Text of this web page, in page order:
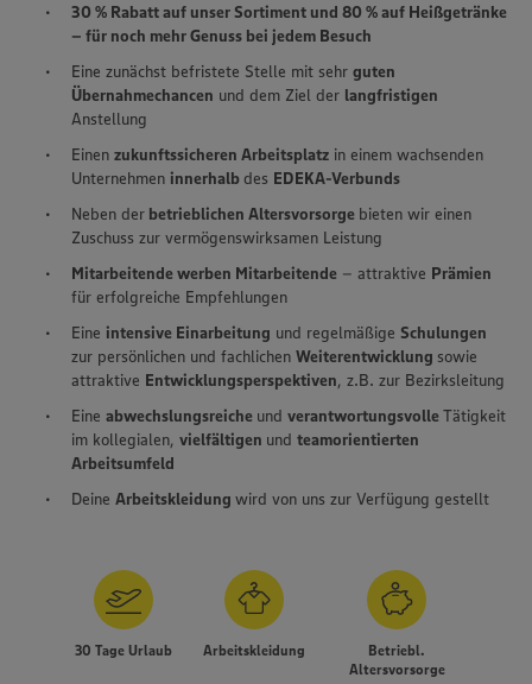
30 % Rabatt auf unser Sortiment und 80 % auf Heißgetränke
– für noch mehr Genuss bei jedem Besuch
Eine zunächst befristete Stelle mit sehr guten
Übernahmechancen und dem Ziel der langfristigen
Anstellung
Einen zukunftssicheren Arbeitsplatz in einem wachsenden
Unternehmen innerhalbdes EDEKA-Verbunds
Neben der betrieblichen Altersvorsorge bieten wir einen
Zuschuss zur vermögenswirksamen Leistung
Mitarbeitende werben Mitarbeitende – attraktive Prämien
für erfolgreiche Empfehlungen
Eine intensive Einarbeitung und regelmäßige Schulungen
zur persönlichen und fachlichen Weiterentwicklung sowie
attraktive Entwicklungsperspektiven, z.B. zur Bezirksleitung
Eine abwechslungsreiche und verantwortungsvolleTätigkeit
im kollegialen, vielfältigen und teamorientierten
Arbeitsumfeld
Deine Arbeitskleidung wird von uns zur Verfügung gestellt
30 Tage Urlaub Arbeitskleidung
Betriebl.
Altersvorsorge